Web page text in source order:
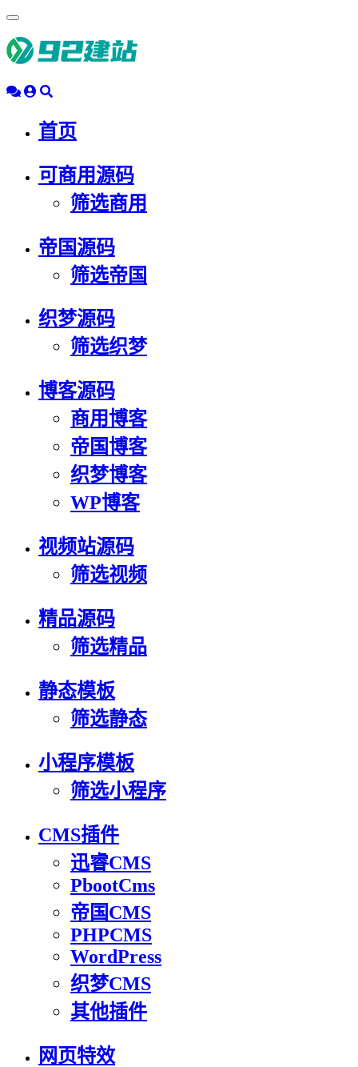
动
导
首页
可商用源码
筛选商用
帝国源码
筛选帝国
织梦源码
筛选织梦
博客源码
商用博客
帝国博客
织梦博客
WP博客
视频站源码
筛选视频
精品源码
筛选精品
静态模板
筛选静态
小程序模板
筛选小程序
CMS插件
迅睿CMS
PbootCms
帝国CMS
PHPCMS
WordPress
织梦CMS
其他插件
网页特效